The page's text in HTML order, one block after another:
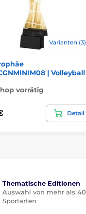
Varianten (3)
| Volleyball
vorrätig
Detail
Thematische Editionen
Auswahl von mehr als 40
Sportarten